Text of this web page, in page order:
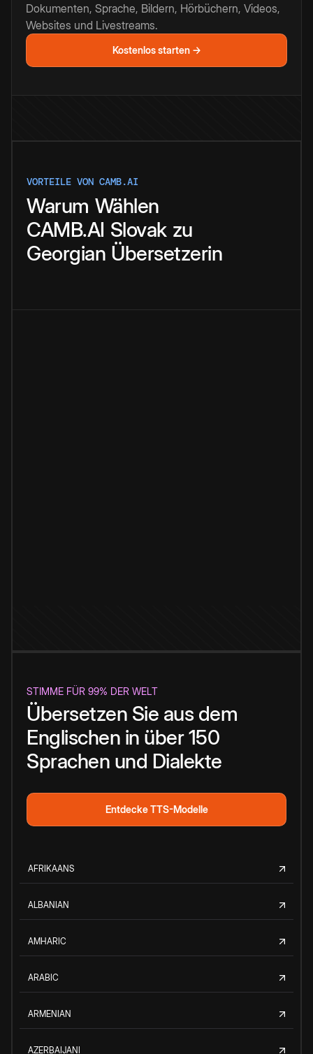
Dokumenten, Sprache, Bildern, Hörbüchern, Videos,
Websites und Livestreams.
Kostenlos starten →
VORTEILE VON CAMB.AI
Warum Wählen
CAMB.AI Slovak zu
Georgian Übersetzerin
STIMME FÜR 99% DER WELT
Übersetzen Sie aus dem
Englischen in über 150
Sprachen und Dialekte
Entdecke TTS-Modelle
AFRIKAANS
ALBANIAN
AMHARIC
ARABIC
ARMENIAN
AZERBAIJANI